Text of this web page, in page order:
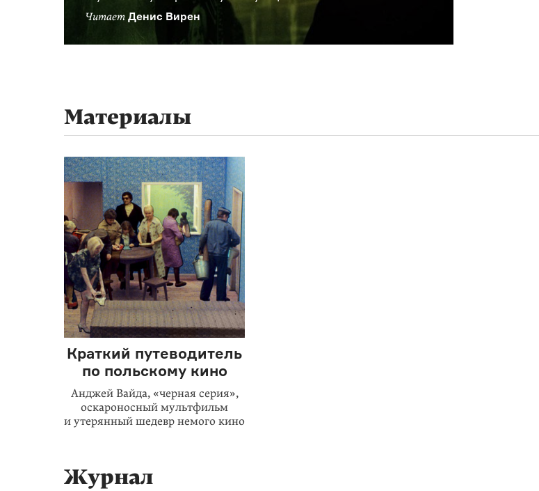
Читает Денис Вирен
Материалы
Краткий путеводитель
по польскому кино
Анджей Вайда, «черная серия»,
оскароносный мультфильм
и утерянный шедевр немого кино
Журнал